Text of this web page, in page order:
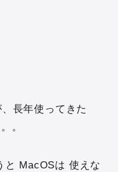
長年使ってきた
。
と MacOSは 使えな